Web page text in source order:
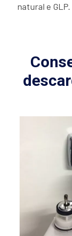
natural e GLP.